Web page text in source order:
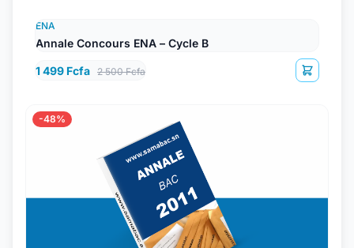
ENA
Annale Concours ENA – Cycle B
1 499 Fcfa 2 500 Fcfa
-48%